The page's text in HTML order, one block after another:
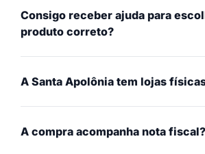
Consigo receber ajuda para
produto correto?
A Santa Apolônia tem lojas
A compra acompanha nota fiscal?